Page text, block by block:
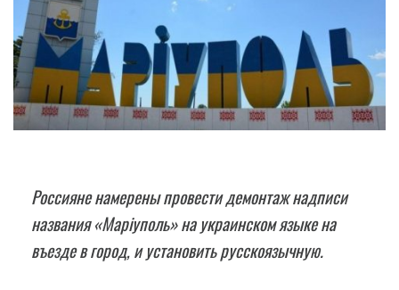
Россияне намерены провести демонтаж надписи
названия «Маріуполь» на украинском языке на
въезде в город, и установить русскоязычную.